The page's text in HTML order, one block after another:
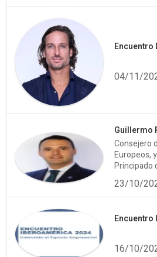
Encuentro
04/11/
Guillermo
Consejero
Europeos,
Principado
23/10/
16/10/